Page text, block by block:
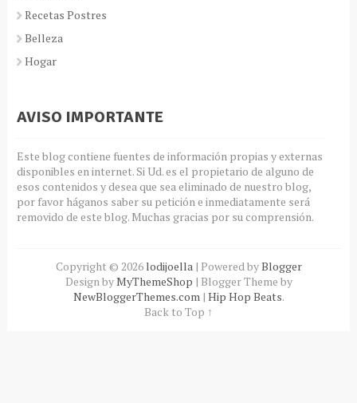
Recetas Postres
Belleza
Hogar
AVISO IMPORTANTE
Este blog contiene fuentes de información propias y externas
disponibles en internet. Si Ud. es el propietario de alguno de
esos contenidos y desea que sea eliminado de nuestro blog,
por favor háganos saber su petición e inmediatamente será
removido de este blog. Muchas gracias por su comprensión.
Copyright © 2026 lodijoella| Powered byBlogger
Design byMyThemeShop | Blogger Theme by
NewBloggerThemes.com| Hip Hop Beats.
Back to Top ↑